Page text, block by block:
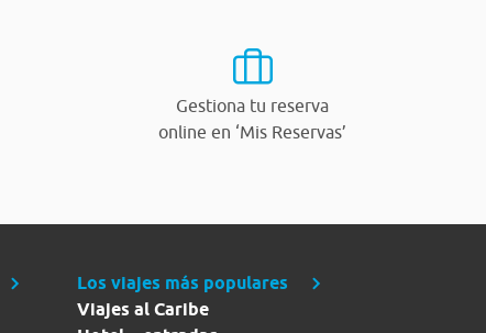
Gestiona tu reserva
online en ‘Mis Reservas’
Los viajes más populares
Viajes al Caribe